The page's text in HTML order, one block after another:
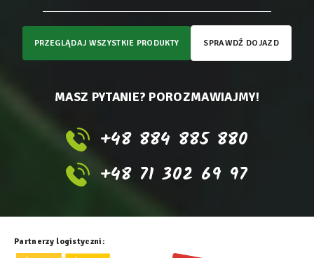
PRZEGLĄDAJ WSZYSTKIE PRODUKTY SPRAWDŹ DOJAZD
MASZ PYTANIE? POROZMAWIAJMY!
+48 884 885 880
+48 71 302 69 97
Partnerzy logistyczni: